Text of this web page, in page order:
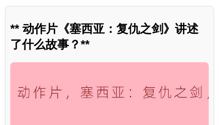
** 动作片《塞西亚：复仇之剑》讲述
了什么故事？**